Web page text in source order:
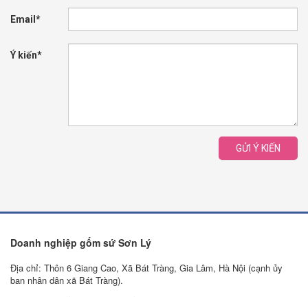
Email*
Ý kiến*
GỬI Ý KIẾN
Doanh nghiệp gốm sứ Sơn Lý
Địa chỉ: Thôn 6 Giang Cao, Xã Bát Tràng, Gia Lâm, Hà Nội (cạnh ủy
ban nhân dân xã Bát Tràng).